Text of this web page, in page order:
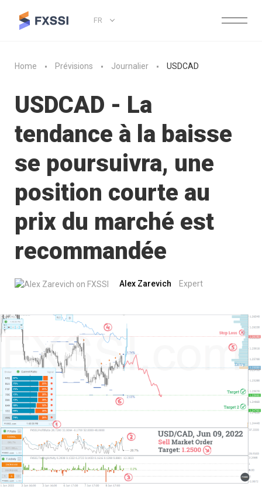
FR
Home Prévisions Journalier USDCAD
USDCAD - La
tendance à la baisse
se poursuivra, une
position courte au
prix du marché est
recommandée
Alex Zarevich Expert